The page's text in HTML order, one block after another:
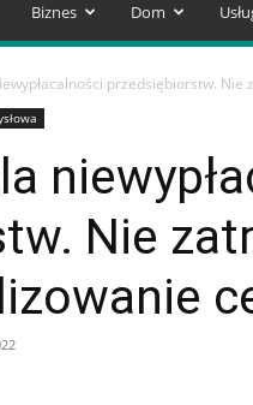
Biznes Dom
przedsiębiorstw.
Nie